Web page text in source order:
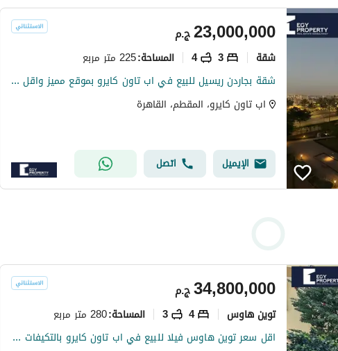
ج.م23,000,000
شقة 3
4 المساحة:225 متر مربع
شقة بجاردن ريسيل للبيع في اب تاون كايرو بموقع مميز واقل سعر متر
اب تاون كايرو، المقطم، القاهرة
الإيميل اتصل
ج.م34,800,000
توين هاوس 4
3 المساحة:280 متر مربع
اقل سعر توين هاوس فيلا للبيع في اب تاون كايرو بالتكيفات والمطبخ استلام فوري